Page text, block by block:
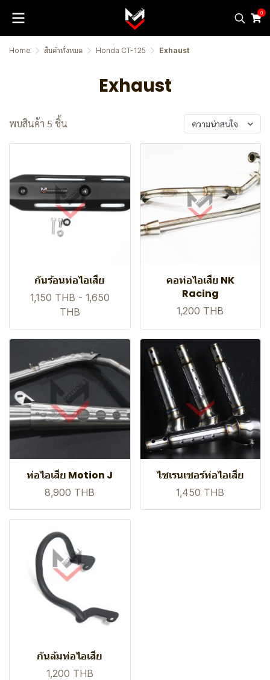
0
Home สินค้าทั้งหมด Honda CT-125 Exhaust
Exhaust
พบสินค้า 5 ชิ้น ความน่าสนใจ
กันร้อนท่อไอเสีย
1,150 THB - 1,650
THB
คอท่อไอเสีย NK
Racing
1,200 THB
ท่อไอเสีย Motion J
8,900 THB
ไซเรนเซอร์ท่อไอเสีย
1,450 THB
กันล้มท่อไอเสีย
1,200 THB